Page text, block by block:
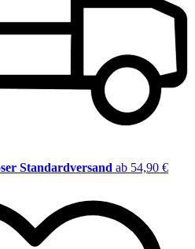
Standardversand ab 54,90 €